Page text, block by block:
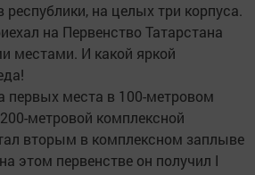
республики, на целых три корпуса.
на Первенство Татарстана
местами. И какой яркой
первых места в 100-метровом
метровой комплексной
вторым в комплексном заплыве
этом первенстве он получил I